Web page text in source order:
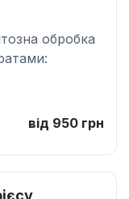
обробка
від 950 грн